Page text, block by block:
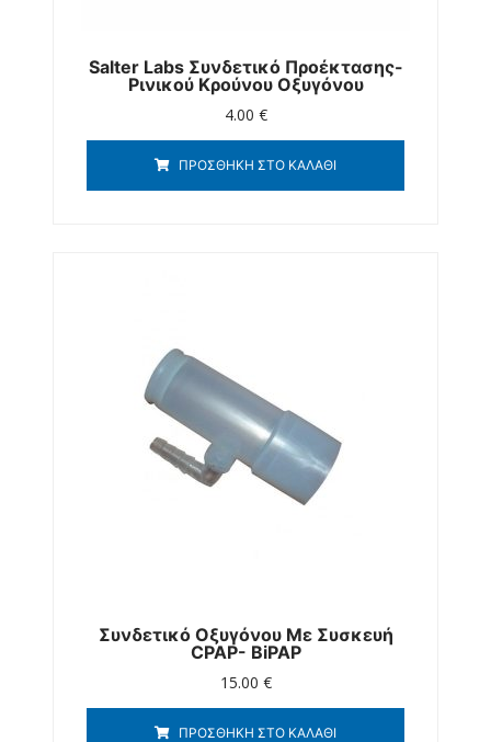
Salter Labs Συνδετικό Προέκτασης-
Ρινικού Κρούνου Οξυγόνου
4.00 €
ΠΡΟΣΘΉΚΗ ΣΤΟ ΚΑΛΆΘΙ
Συνδετικό Οξυγόνου Με Συσκευή
CPAP- BiPAP
15.00 €
ΠΡΟΣΘΉΚΗ ΣΤΟ ΚΑΛΆΘΙ